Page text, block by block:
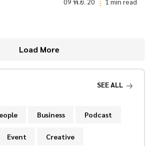
Load More
SEE ALL
Business Podcast
Event Creative